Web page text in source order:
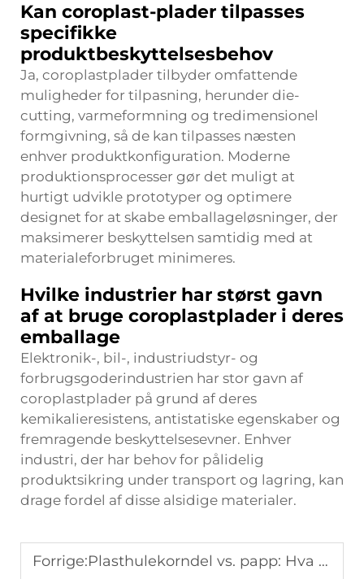
Kan coroplast-plader tilpasses
specifikke
produktbeskyttelsesbehov
Ja, coroplastplader tilbyder omfattende
muligheder for tilpasning, herunder die-
cutting, varmeformning og tredimensionel
formgivning, så de kan tilpasses næsten
enhver produktkonfiguration. Moderne
produktionsprocesser gør det muligt at
hurtigt udvikle prototyper og optimere
designet for at skabe emballageløsninger, der
maksimerer beskyttelsen samtidig med at
materialeforbruget minimeres.
Hvilke industrier har størst gavn
af at bruge coroplastplader i deres
emballage
Elektronik-, bil-, industriudstyr- og
forbrugsgoderindustrien har stor gavn af
coroplastplader på grund af deres
kemikalieresistens, antistatiske egenskaber og
fremragende beskyttelsesevner. Enhver
industri, der har behov for pålidelig
produktsikring under transport og lagring, kan
drage fordel af disse alsidige materialer.
Forrige:Plasthulekorndel vs. papp: Hva er best?